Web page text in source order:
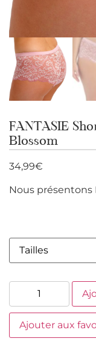
FANTASIE
Blossom
34,99€
Nous présentons
Ajouter aux